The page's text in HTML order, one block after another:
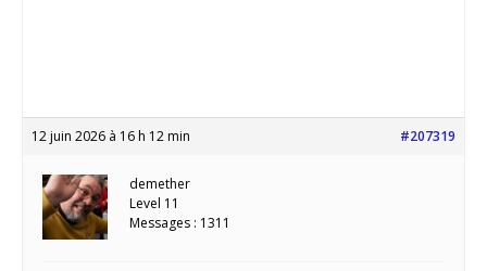
12 juin 2026 à 16 h 12 min #207319
demether
Level 11
Messages : 1311